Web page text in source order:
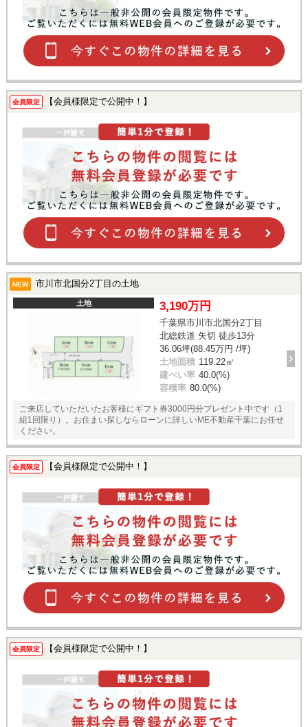
会員限定 【会員様限定で公開中！】
NEW 市川市北国分2丁目の土地
土地 3,190万円
千葉県市川市北国分2丁目
北総鉄道 矢切 徒歩13分
36.06坪(88.45万円 /坪)
土地面積 119.22㎡
建ぺい率 40.0(%)
容積率 80.0(%)
ご来店していただいたお客様にギフト券3000円分プレゼント中です（1
組1回限り）。お住まい探しならローンに詳しいME不動産千葉にお任せ
ください。
会員限定 【会員様限定で公開中！】
会員限定 【会員様限定で公開中！】